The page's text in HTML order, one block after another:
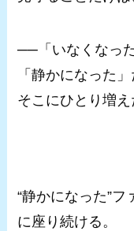
──「いなくなっ
「静かになった
そこにひとり増え
“静かになった”
に座り続ける。